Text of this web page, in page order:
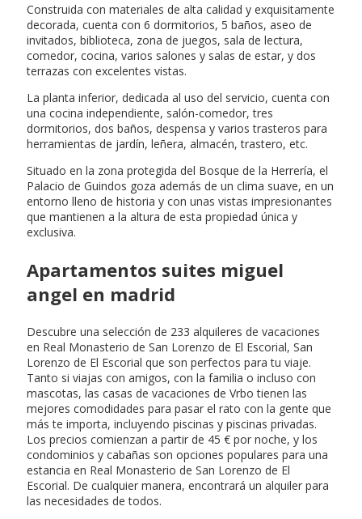
Construida con materiales de alta calidad y exquisitamente
decorada, cuenta con 6 dormitorios, 5 baños, aseo de
invitados, biblioteca, zona de juegos, sala de lectura,
comedor, cocina, varios salones y salas de estar, y dos
terrazas con excelentes vistas.
La planta inferior, dedicada al uso del servicio, cuenta con
una cocina independiente, salón-comedor, tres
dormitorios, dos baños, despensa y varios trasteros para
herramientas de jardín, leñera, almacén, trastero, etc.
Situado en la zona protegida del Bosque de la Herrería, el
Palacio de Guindos goza además de un clima suave, en un
entorno lleno de historia y con unas vistas impresionantes
que mantienen a la altura de esta propiedad única y
exclusiva.
Apartamentos suites miguel
angel en madrid
Descubre una selección de 233 alquileres de vacaciones
en Real Monasterio de San Lorenzo de El Escorial, San
Lorenzo de El Escorial que son perfectos para tu viaje.
Tanto si viajas con amigos, con la familia o incluso con
mascotas, las casas de vacaciones de Vrbo tienen las
mejores comodidades para pasar el rato con la gente que
más te importa, incluyendo piscinas y piscinas privadas.
Los precios comienzan a partir de 45 € por noche, y los
condominios y cabañas son opciones populares para una
estancia en Real Monasterio de San Lorenzo de El
Escorial. De cualquier manera, encontrará un alquiler para
las necesidades de todos.